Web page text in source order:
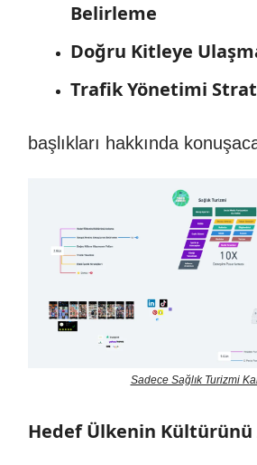
Belirleme
Doğru Kitleye
Trafik Yönetimi
başlıkları hakkında
Sadece Sağlık Turizmi
Hedef Ülkenin Kültürünü